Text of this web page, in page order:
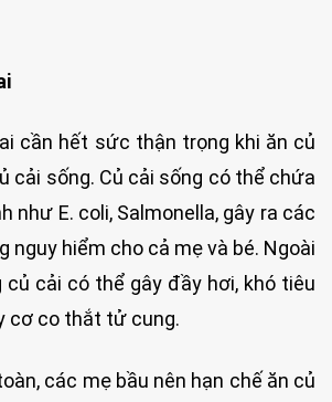
cần hết sức thận trọng khi ăn củ
cải sống. Củ cải sống có thể chứa
như E. coli, Salmonella, gây ra các
nguy hiểm cho cả mẹ và bé. Ngoài
củ cải có thể gây đầy hơi, khó tiêu
cơ co thắt tử cung.
các mẹ bầu nên hạn chế ăn củ